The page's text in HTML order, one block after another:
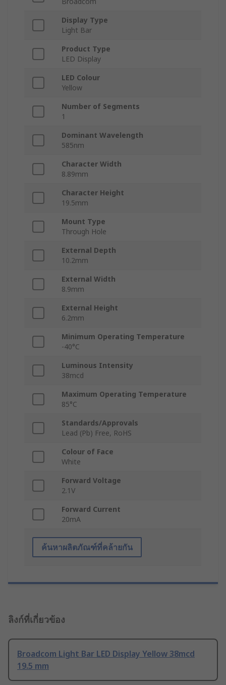
Display Type
Light Bar
Product Type
LED Display
LED Colour
Yellow
Number of Segments
1
Dominant Wavelength
585nm
Character Width
8.89mm
Character Height
19.5mm
Mount Type
Through Hole
External Depth
10.2mm
External Width
8.9mm
External Height
6.2mm
Minimum Operating Temperature
-40°C
Luminous Intensity
38mcd
Maximum Operating Temperature
85°C
Standards/Approvals
Lead (Pb) Free, RoHS
Colour of Face
White
Forward Voltage
2.1V
Forward Current
20mA
ค้นหาผลิตภัณฑ์ที่คล้ายกัน
ลิงก์ที่เกี่ยวข้อง
Broadcom Light Bar LED Display Yellow 38mcd
19.5 mm